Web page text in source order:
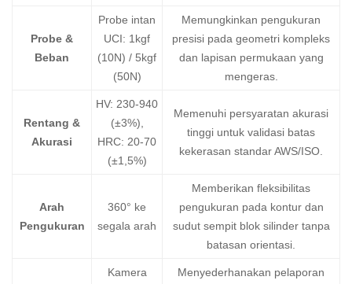
Probe &
Beban
Probe intan
UCI: 1kgf
(10N) / 5kgf
(50N)
Memungkinkan pengukuran
presisi pada geometri kompleks
dan lapisan permukaan yang
mengeras.
Rentang &
Akurasi
HV: 230-940
(±3%),
HRC: 20-70
(±1,5%)
Memenuhi persyaratan akurasi
tinggi untuk validasi batas
kekerasan standar AWS/ISO.
Arah
Pengukuran
360° ke
segala arah
Memberikan fleksibilitas
pengukuran pada kontur dan
sudut sempit blok silinder tanpa
batasan orientasi.
Kamera
Menyederhanakan pelaporan